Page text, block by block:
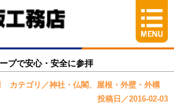
プで安心・安全に参拝
カテゴリ／神社・仏閣、屋根・外壁・外構
投稿日／2016-02-03